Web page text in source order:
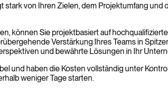
von Ihren Zielen, dem Projektumfang und
können Sie projektbasiert auf
Verstärkung Ihres Teams in
und bewährte Lösungen in Ihr
und haben die Kosten vollständig unter
weniger Tage starten.